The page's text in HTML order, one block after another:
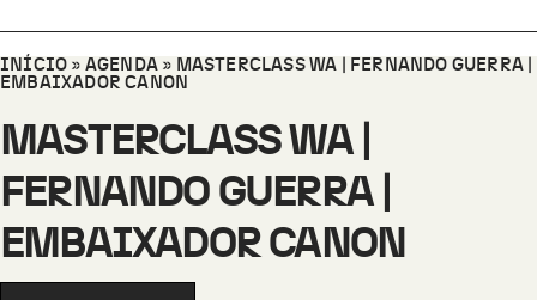
INÍCIO » AGENDA » MASTERCLASS WA | FERNANDO GUERRA |
EMBAIXADOR CANON
MASTERCLASS WA |
FERNANDO GUERRA |
EMBAIXADOR CANON